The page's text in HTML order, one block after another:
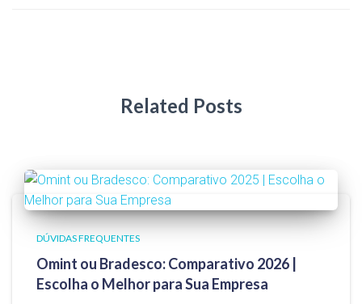
Related Posts
DÚVIDAS FREQUENTES
Omint ou Bradesco: Comparativo 2026 |
Escolha o Melhor para Sua Empresa